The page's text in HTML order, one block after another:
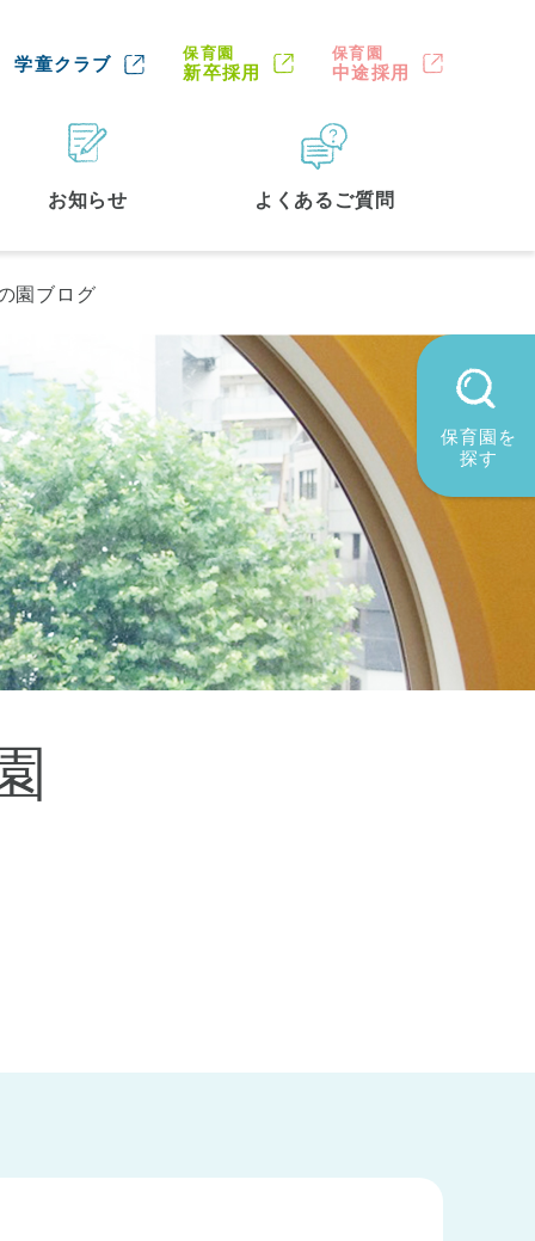
学童クラブ
保育園
新卒採用
保育園
中途採用
お知らせ よくあるご質問
保育園を
探す
墨田区(2) 品川区 (1)
杉並区(3) 板橋区(3)
三鷹市(2) 調布市(1)
千代田区(1) 豊島区(2)
園ブログ